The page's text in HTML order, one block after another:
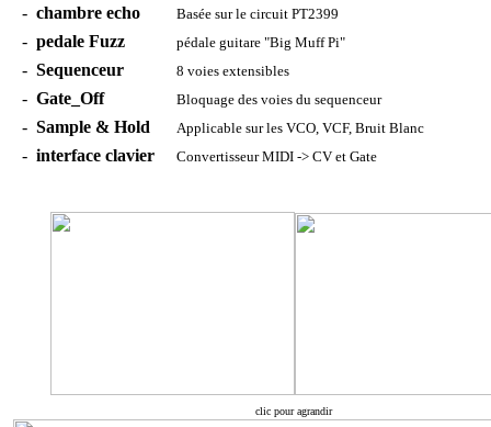
- chambre echo Basée sur le circuit PT2399
- pedale Fuzz pédale guitare "Big Muff Pi"
- Sequenceur 8 voies extensibles
- Gate_Off Bloquage des voies du sequenceur
- Sample & Hold Applicable sur les VCO, VCF, Bruit Blanc
- interface clavier Convertisseur MIDI -> CV et Gate
clic pour agrandir